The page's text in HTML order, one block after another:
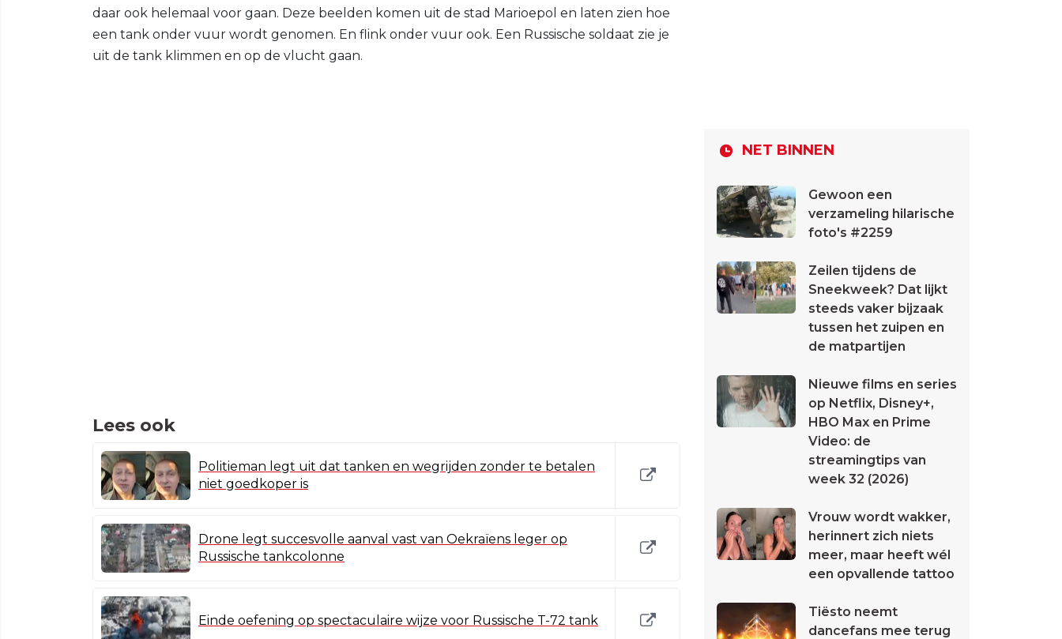
daar ook helemaal voor gaan. Deze beelden komen uit de stad Marioepol en laten zien hoe
een tank onder vuur wordt genomen. En flink onder vuur ook. Een Russische soldaat zie je
uit de tank klimmen en op de vlucht gaan.
Lees ook
Politieman legt uit dat tanken en wegrijden zonder te betalen
niet goedkoper is
Drone legt succesvolle aanval vast van Oekraïens leger op
Russische tankcolonne
Einde oefening op spectaculaire wijze voor Russische T-72 tank
NET BINNEN
Gewoon een
verzameling hilarische
foto's #2259
Zeilen tijdens de
Sneekweek? Dat lijkt
steeds vaker bijzaak
tussen het zuipen en
de matpartijen
Nieuwe films en series
op Netflix, Disney+,
HBO Max en Prime
Video: de
streamingtips van
week 32 (2026)
Vrouw wordt wakker,
herinnert zich niets
meer, maar heeft wél
een opvallende tattoo
Tiësto neemt
dancefans mee terug